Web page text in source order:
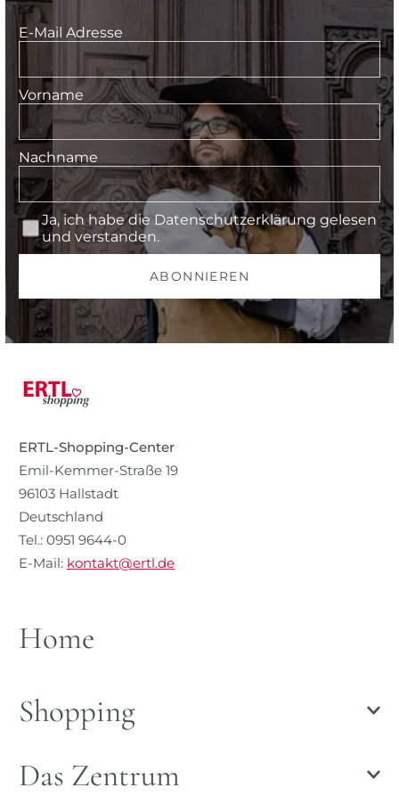
E-Mail Adresse
Vorname
Nachname
Ja, ich habe die Datenschutzerklärung gelesen
und verstanden.
ABONNIEREN
ERTL-Shopping-Center
Emil-Kemmer-Straße 19
96103 Hallstadt
Deutschland
Tel.: 0951 9644-0
E-Mail: kontakt@ertl.de
Home
Shopping
Das Zentrum